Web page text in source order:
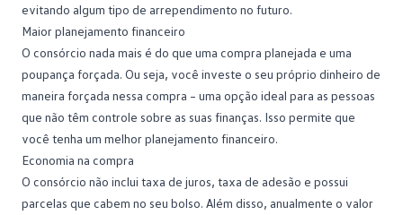
evitando algum tipo de arrependimento no futuro.
Maior planejamento financeiro
O consórcio nada mais é do que uma compra planejada e uma
poupança forçada. Ou seja, você investe o seu próprio dinheiro de
maneira forçada nessa compra – uma opção ideal para as pessoas
que não têm controle sobre as suas finanças. Isso permite que
você tenha um melhorplanejamento financeiro.
Economia na compra
O consórcio não inclui taxa de juros, taxa de adesão e possui
parcelas que cabem no seu bolso. Além disso, anualmente o valor